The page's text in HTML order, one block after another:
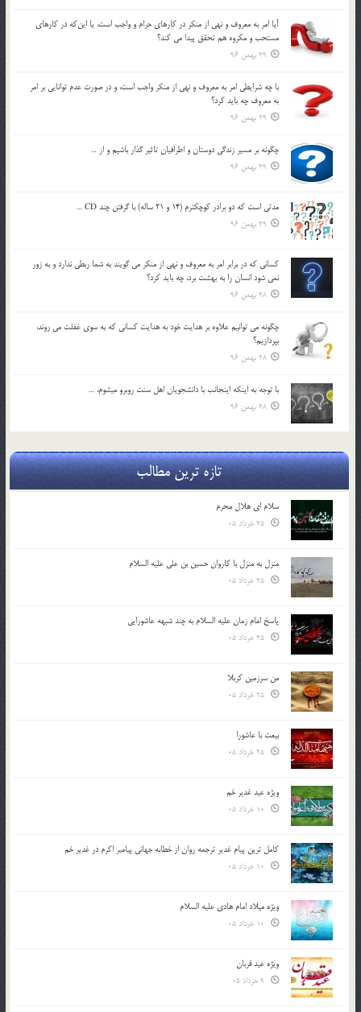
آيا امر به معروف و نهي از منكر در كارهاي حرام و واجب است، يا اين‌كه در كارهاي
مستحب و مكروه هم تحقق پيدا مي كند؟
29 بهمن 96
با چه شرايطي امر به معروف و نهي از منکر واجب است، و در صورت عدم توانايي بر امر
به معروف چه بايد کرد؟
29 بهمن 96
چگونه بر مسير زندگي دوستان و اطرافيان تاثير گذار باشيم و از …
29 بهمن 96
مدتي است كه دو برادر كوچكترم (14 و 21 ساله) با گرفتن چند CD …
29 بهمن 96
كساني كه در برابر امر به معروف و نهي از منكر مي گويند به شما ربطي ندارد و به زور
نمي شود انسان را به بهشت برد، چه بايد كرد؟
28 بهمن 96
چگونه مي توانيم علاوه بر هدايت خود به هدايت كساني كه به سوي غفلت مي روند،
بپردازيم؟
28 بهمن 96
با توجه به اينكه اينجانب با دانشجويان اهل سنت روبرو مي‎شوم، …
28 بهمن 96
تازه ترین مطالب
سلام ای هلال محرم
منزل به منزل با کاروان حسین بن علی علیه السلام
پاسخ امام زمان علیه السلام به چند شبهه عاشورایی
من سرزمین کربلا
بیعت با عاشورا
ویژه عید غدیر خم
کامل ترین پیام غدیر ترجمه روان از خطابه جهانی پیامبر اکرم در غدیر خم
ویژه میلاد امام هادی علیه السلام
ویژه عید قربان